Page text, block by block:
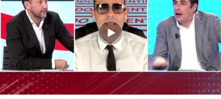
cuatro.com
08 ABR 2020 - 17:34h.
Javier Ruiz, a Antonio Naranjo: "Yo a ti no te
estoy faltando al respeto"
Compartir